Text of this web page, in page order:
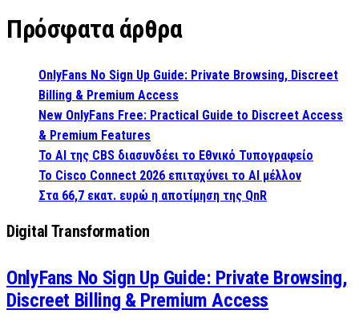
Πρόσφατα άρθρα
OnlyFans No Sign Up Guide: Private Browsing, Discreet
Billing & Premium Access
New OnlyFans Free: Practical Guide to Discreet Access
& Premium Features
Το AI της CBS διασυνδέει το Εθνικό Τυπογραφείο
Το Cisco Connect 2026 επιταχύνει το AI μέλλον
Στα 66,7 εκατ. ευρώ η αποτίμηση της QnR
Digital Transformation
OnlyFans No Sign Up Guide: Private Browsing,
Discreet Billing & Premium Access